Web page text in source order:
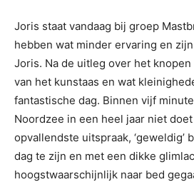
Joris staat vandaag bij groep
hebben wat minder ervaring en
Joris. Na de uitleg over het
van het kunstaas en wat
fantastische dag. Binnen vijf
Noordzee in een heel jaar niet
opvallendste uitspraak, ‘geweldig’
dag te zijn en met een dikke
hoogstwaarschijnlijk naar bed